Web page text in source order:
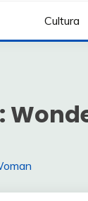
Cultura